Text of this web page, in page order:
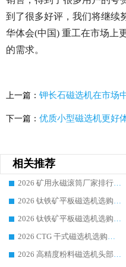
到了很多好评，我们将继续
华体会(中国) 重工在市场上
的需求。
上一篇： 钾长石磁选机在市场
下一篇： 优质小型磁选机更好
相关推荐
2026 矿用永磁滚筒厂家排行榜选购干货指南 行业口碑标杆华体会手机网页版-华体会(中国) 实力出众
2026 钛铁矿平板磁选机选购全攻略 市场公认优质品牌厂家实力排行榜
2026 钛铁矿平板磁选机选购指南 行业口碑优选品牌生产企业实力排行榜
2026 CTG 干式磁选机选购指南|行业口碑靠谱生产厂家领域强者推荐
2026 高精度粉料磁选机头部厂家选购指南 行业口碑靠谱品牌推荐 领域强者华体会手机网页版-华体会(中国) 解析